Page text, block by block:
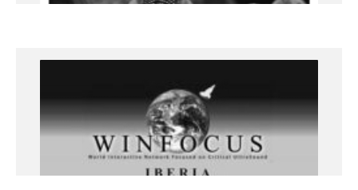
+info
II CONGRESO WINFOCUS IBERIA